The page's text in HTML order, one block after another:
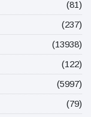
(81)
(237)
(13938)
(122)
(5997)
(79)